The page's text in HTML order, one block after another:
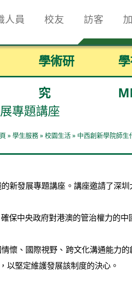
人員 校友 訪客
學術研
究
專題講座
» 學生服務» 校園生活» 中西創新學院師生
新發展專題講座。講座邀請了深
保中央政府對港澳的管治權力的中
懷、國際視野、跨文化溝通能力
以堅定維護發展該制度的決心。